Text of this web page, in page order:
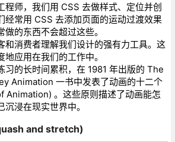
程师，我们用 CSS 去做样式、定位并创
经常用 CSS 去添加页面的运动过渡效果
的东西不会超过这些。
和消费者理解我们设计的强有力工具。这
应用在我们的工作中。
习的长时间累积，在 1981 年出版的 The
Animation 一书中发表了动画的十二个
Animation) 。这些原则描述了动画能怎
浸在现实世界中。
and stretch)